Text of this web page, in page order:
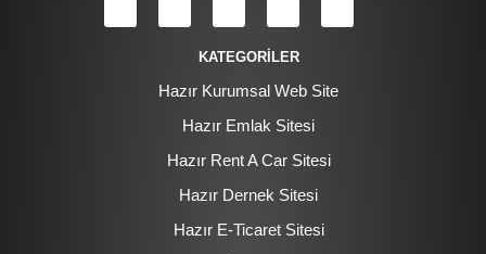
KATEGORİLER
Hazır Kurumsal Web Site
Hazır Emlak Sitesi
Hazır Rent A Car Sitesi
Hazır Dernek Sitesi
Hazır E-Ticaret Sitesi